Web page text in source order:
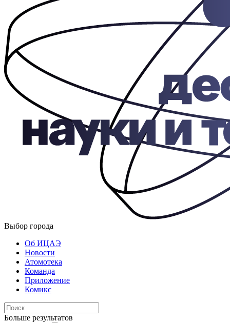
Выбор города
Об ИЦАЭ
Новости
Атомотека
Команда
Приложение
Комикс
Больше результатов